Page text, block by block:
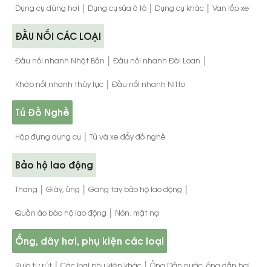
Dụng cụ dùng hơi | Dụng cụ sửa ô tô | Dụng cụ khác | Van lốp xe
ĐẦU NỐI CÁC LOẠI
Đầu nối nhanh Nhật Bản | Đầu nối nhanh Đài Loan |
Khớp nối nhanh thủy lực | Đầu nối nhanh Nitto
Tủ Đồ Nghề
Hộp đựng dụng cụ | Tủ và xe đẩy đồ nghề
Bảo hộ lao động
Thang | Giày, ủng | Găng tay bảo hộ lao động |
Quần áo bảo hộ lao động | Nón, mặt nạ
Ống, dây hơi, phụ kiện các loại